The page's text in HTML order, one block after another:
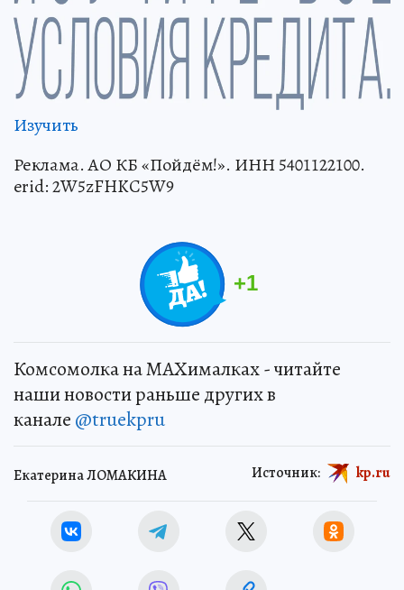
Изучить
Реклама. АО КБ «Пойдём!». ИНН 5401122100.
erid: 2W5zFHKC5W9
+1
Комсомолка на MAXималках - читайте
наши новости раньше других в
канале @truekpru
Екатерина ЛОМАКИНА Источник: kp.ru